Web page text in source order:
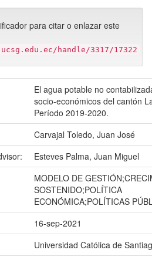
para citar o enlazar este
handle/3317/17322
El agua potable no
socio-económicos del cantón
Período 2019-2020.
Carvajal Toledo, Juan José
Esteves Palma, Juan Miguel
MODELO DE
SOSTENIDO;POLÍTICA
ECONÓMICA;POLÍTICAS
16-sep-2021
Universidad Católica de